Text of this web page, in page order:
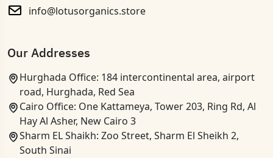
info@lotusorganics.store
Our Addresses
Hurghada Office: 184 intercontinental area, airport
road, Hurghada, Red Sea
Cairo Office: One Kattameya, Tower 203, Ring Rd, Al
Hay Al Asher, New Cairo 3
Sharm EL Shaikh: Zoo Street, Sharm El Sheikh 2,
South Sinai